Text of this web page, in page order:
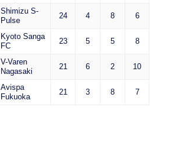
Shimizu S-
Pulse
24 4 8 6
Kyoto Sanga
FC
23 5 5 8
V-Varen
Nagasaki
21 6 2 10
Avispa
Fukuoka
21 3 8 7